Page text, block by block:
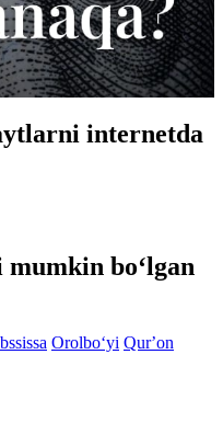
internetda
mumkin bo‘lgan
Orolbo‘yi Qurʼon